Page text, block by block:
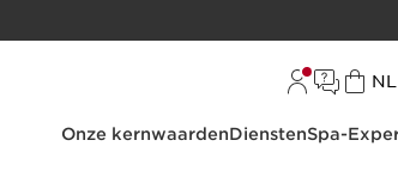
NL
Onze kernwaardenDienstenSpa-